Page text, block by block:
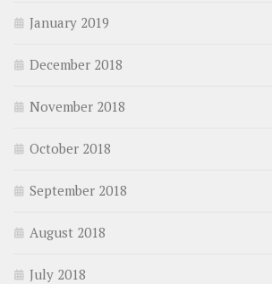
January 2019
December 2018
November 2018
October 2018
September 2018
August 2018
July 2018